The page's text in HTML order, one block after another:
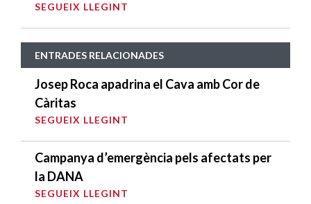
SEGUEIX LLEGINT
ENTRADES RELACIONADES
Josep Roca apadrina el Cava amb Cor de
Càritas
SEGUEIX LLEGINT
Campanya d’emergència pels afectats per
la DANA
SEGUEIX LLEGINT